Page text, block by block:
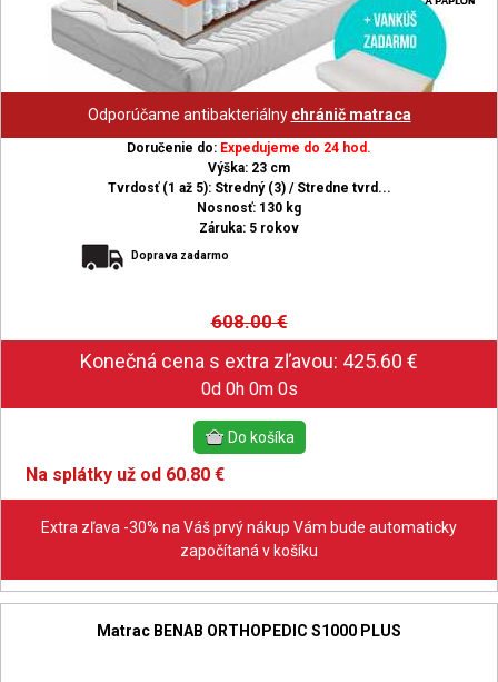
Odporúčame antibakteriálny chránič matraca
Doručenie do: Expedujeme do 24 hod.
Výška: 23 cm
Tvrdosť (1 až 5): Stredný (3) / Stredne tvrd...
Nosnosť: 130 kg
Záruka: 5 rokov
Doprava zadarmo
608.00€
0d 0h 0m 0s
Na splátky už od 60.80 €
Extra zľava -30% na Váš prvý nákup Vám bude automaticky
započítaná v košíku
Matrac BENAB ORTHOPEDIC S1000 PLUS